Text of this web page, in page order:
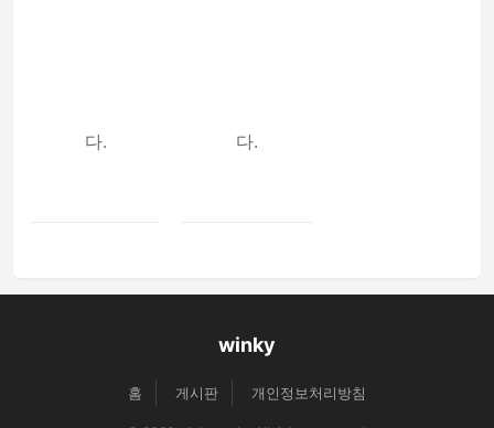
다. 다.
winky
홈 게시판 개인정보처리방침